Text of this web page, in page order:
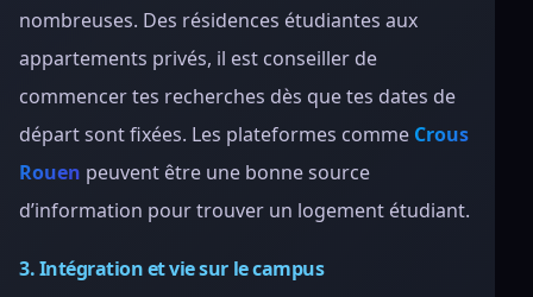
nombreuses. Des résidences étudiantes aux
appartements privés, il est conseiller de
commencer tes recherches dès que tes dates de
départ sont fixées. Les plateformes comme Crous
Rouen peuvent être une bonne source
d’information pour trouver un logement étudiant.
3. Intégration et vie sur le campus